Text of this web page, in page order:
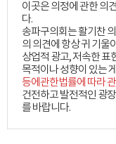
이곳은 의정에 관한 의
다.
송파구의회는 활기찬
의 의견에 항상 귀 기울
상업적 광고, 저속한 표
목적이나 성향이 있는
등에관한법률에 따라
건전하고 발전적인 광
를 바랍니다.